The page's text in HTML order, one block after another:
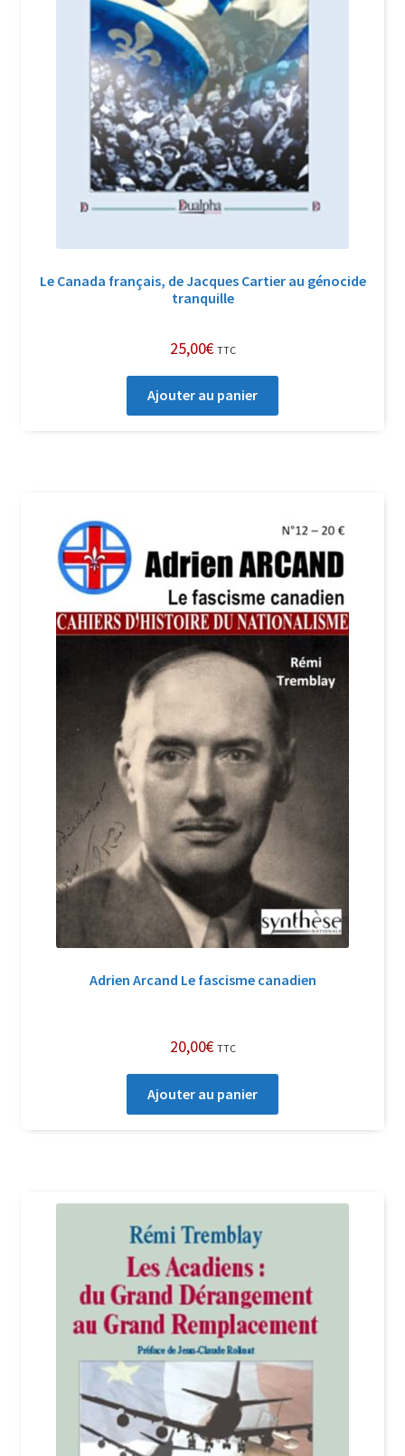
Le Canada français, de Jacques Cartier au génocide
tranquille
25,00€ TTC
Ajouter au panier
Adrien Arcand Le fascisme canadien
20,00€ TTC
Ajouter au panier